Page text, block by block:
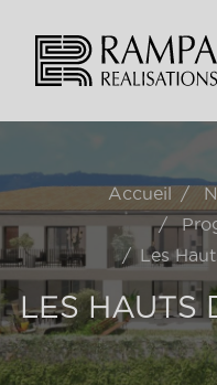
Accueil
Les
LES HAUTS